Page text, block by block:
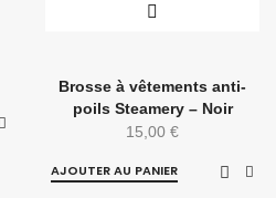
Brosse à vêtements anti-
poils Steamery – Noir
15,00 €
AJOUTER AU PANIER